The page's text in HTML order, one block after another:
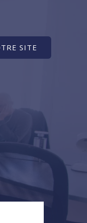
SITE